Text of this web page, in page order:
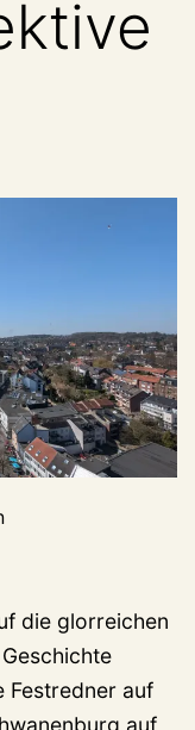
die glorreichen
Festredner auf
auf